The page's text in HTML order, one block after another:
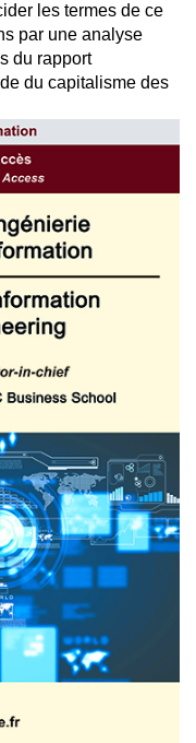
les termes de ce
par une analyse
du rapport
du capitalisme des